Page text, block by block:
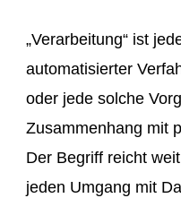
„Verarbeitung“ ist
automatisierter
oder jede solche
Zusammenhang mit
Der Begriff reicht
jeden Umgang mit